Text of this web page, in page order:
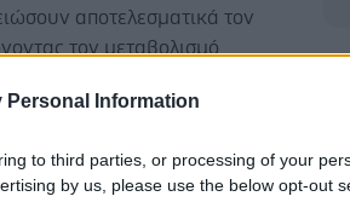
Personal Information
to third parties, or processing of your
by us, please use the below opt-out
αποτελεσματικά τον
τον μεταβολισμό.
ότι τα αποξηραμένα